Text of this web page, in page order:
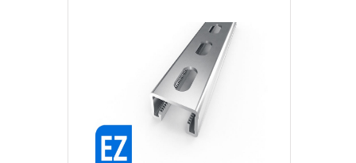
Ecrou rail rapide en acier ressort Nvent Caddy
Embase orientable pour rail 41
Embase renforcée pour rail 41x41
Embase renforcée pour rail 41x82
Embase simple pour rail 41
Equerre 135° obtus pour rail 41